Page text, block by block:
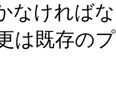
なければ
は既存の